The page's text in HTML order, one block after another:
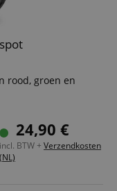
rood, groen en
inclusief
24,90 €
incl. BTW + Verzendkosten
(NL)